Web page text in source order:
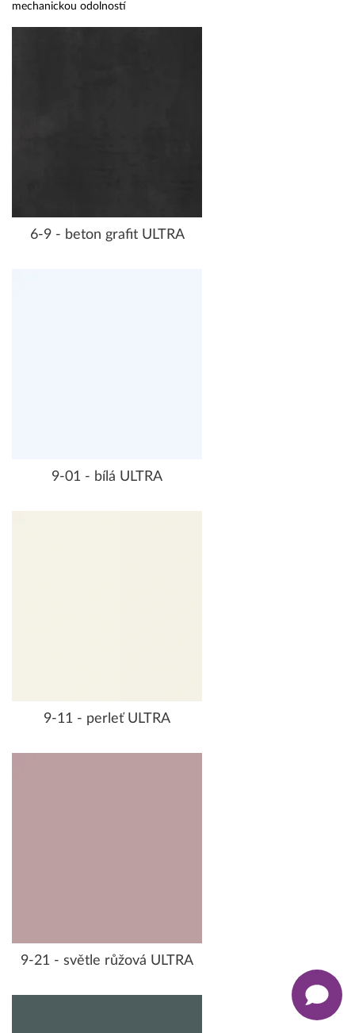
mechanickou odolností
6-9 - beton grafit ULTRA
9-01 - bílá ULTRA
9-11 - perleť ULTRA
9-21 - světle růžová ULTRA